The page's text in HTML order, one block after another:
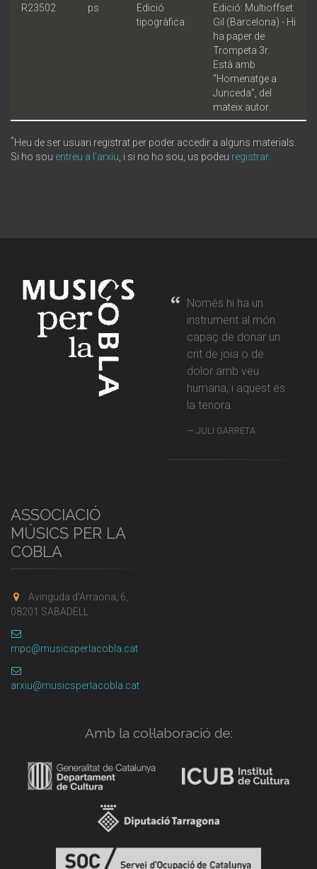
R23502 ps
Edició
tipogràfica
Edició: Multioffset
Gil (Barcelona) - Hi
ha paper de
Trompeta 3r.
Està amb
“Homenatge a
Junceda”, del
mateix autor.
*Heu de ser usuari registrat per poder accedir a alguns materials.
Si ho sou entreu a l'arxiu , i si no ho sou, us podeu registrar.
Només hi ha un
instrument al món
capaç de donar un
crit de joia o de
dolor amb veu
humana, i aquest és
la tenora.
JULI GARRETA
ASSOCIACIÓ
MÚSICS PER LA
COBLA
Avinguda d'Arraona, 6,
08201 SABADELL
mpc@musicsperlacobla.cat
arxiu@musicsperlacobla.cat
Amb la col·laboració de: